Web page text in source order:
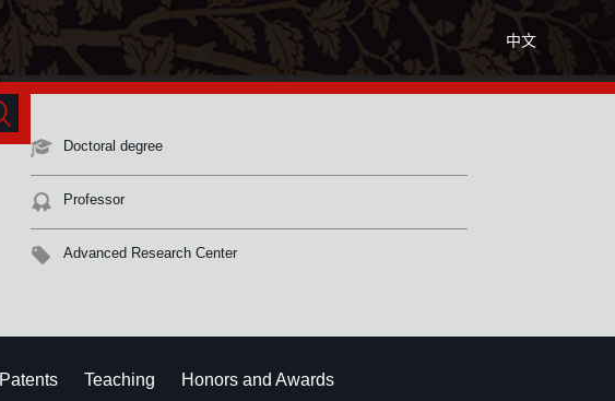
中文
Doctoral degree
Professor
Advanced Research Center
Patents Teaching Honors and Awards